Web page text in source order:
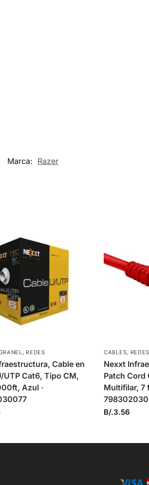
Marca: Razer
, REDES
Cable en
UTP Cat6, Tipo CM,
Azul ·
CABLES, REDES
Nexxt
Patch Cord
Multifilar, 7
B/.3.56